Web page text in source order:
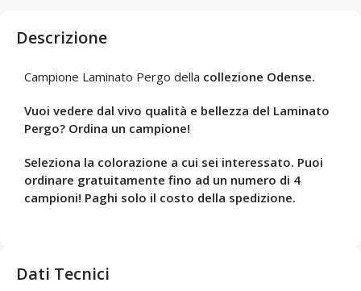
Descrizione
Campione Laminato Pergo della collezione Odense.
Vuoi vedere dal vivo qualità e bellezza del Laminato
Pergo? Ordina un campione!
Seleziona la colorazione a cui sei interessato. Puoi
ordinare gratuitamente fino ad un numero di 4
campioni! Paghi solo il costo della spedizione.
Dati Tecnici